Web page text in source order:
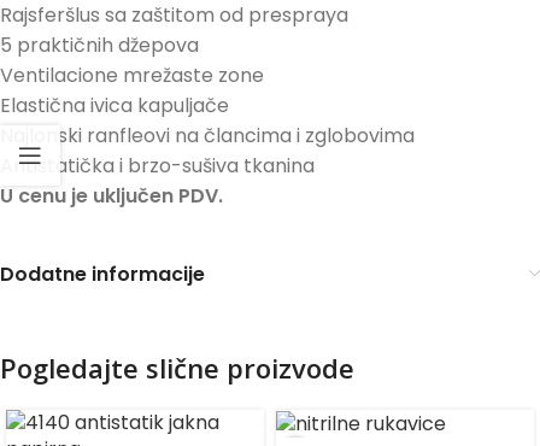
Rajsferšlus sa zaštitom od prespraya
5 praktičnih džepova
Ventilacione mrežaste zone
Elastična ivica kapuljače
Najlonski ranfleovi na člancima i zglobovima
Antistatička i brzo-sušiva tkanina
U cenu je uključen PDV.
Dodatne informacije
Pogledajte slične proizvode